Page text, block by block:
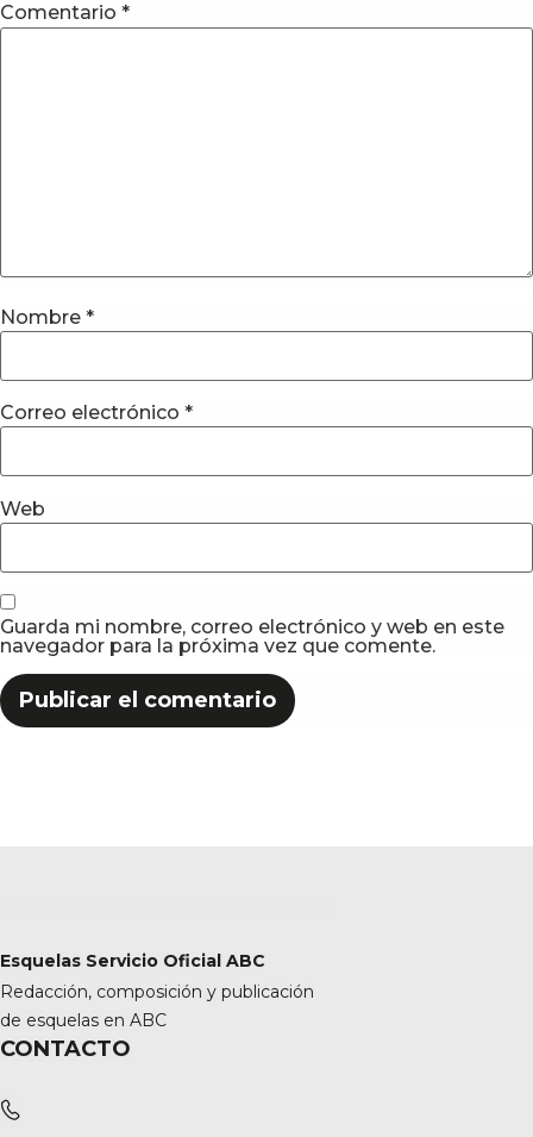
Comentario *
Nombre *
Correo electrónico *
Web
Guarda mi nombre, correo electrónico y web en este
navegador para la próxima vez que comente.
Esquelas Servicio Oficial ABC
Redacción, composición y publicación
de esquelas en ABC
CONTACTO